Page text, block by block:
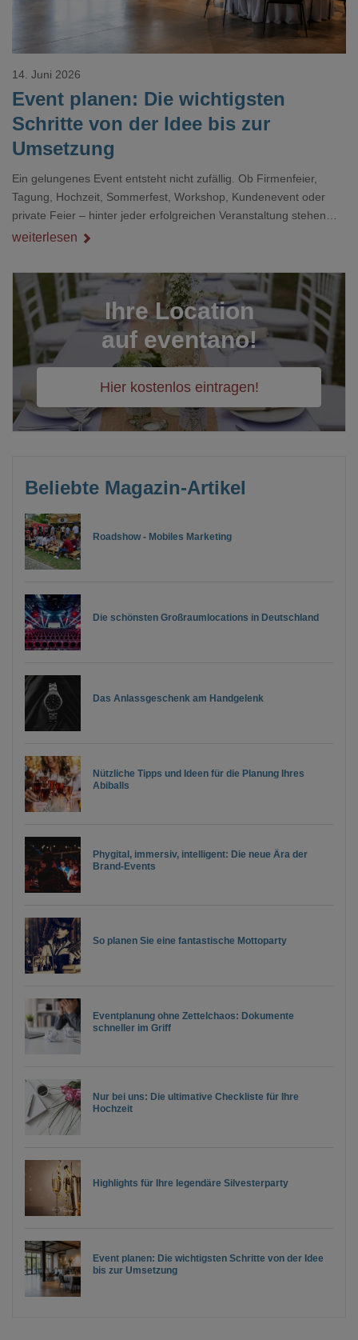
Event planen: Die wichtigsten
Schritte von der Idee bis zur
Umsetzung
14. Juni 2026
Ein gelungenes Event entsteht nicht zufällig. Ob Firmenfeier,
Tagung, Hochzeit, Sommerfest, Workshop, Kundenevent oder
private Feier – hinter jeder erfolgreichen Veranstaltung stehen
klare Ziele, gute Vorbereitung und viele kleine Entscheidungen,
weiterlesen
Ihre Location
auf eventano!
Hier kostenlos eintragen!
Beliebte Magazin-Artikel
Roadshow - Mobiles Marketing
Die schönsten Großraumlocations in Deutschland
Das Anlassgeschenk am Handgelenk
Nützliche Tipps und Ideen für die Planung Ihres
Abiballs
Phygital, immersiv, intelligent: Die neue Ära der
Brand-Events
So planen Sie eine fantastische Mottoparty
Eventplanung ohne Zettelchaos: Dokumente
schneller im Griff
Nur bei uns: Die ultimative Checkliste für Ihre
Hochzeit
Highlights für Ihre legendäre Silvesterparty
Event planen: Die wichtigsten Schritte von der Idee
bis zur Umsetzung